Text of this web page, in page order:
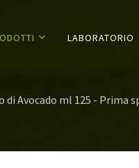
LABORATORIO
di Avocado ml 125 - Prima